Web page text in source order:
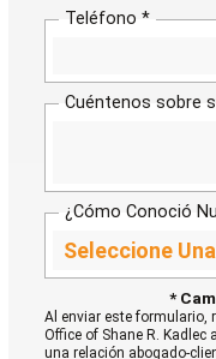
Teléfono *
Cuéntenos sobre
¿Cómo Conoció
*
Al enviar este formulario,
Office of Shane R. Kadlec
una relación abogado-